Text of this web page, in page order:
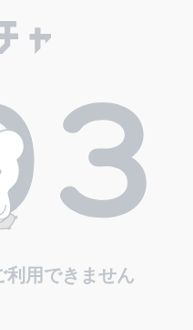
利用できません